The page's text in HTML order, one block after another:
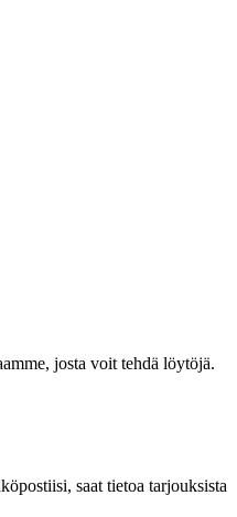
josta voit tehdä löytöjä.
saat tietoa tarjouksista